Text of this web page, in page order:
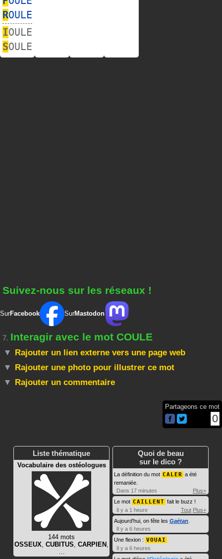
ROULE
IOULE
SOULE
Suivez-nous sur les réseaux !
SurFacebook SurMastodon
7. Interagir avec le mot COULE
Rajouter un lien externe vers une page web
Rajouter une photo pour illustrer ce mot
Rajouter un commentaire
Partageons ce mot
0
Liste thématique
Vocabulaire des ostéologues
144 mots
OSSEUX CUBITUS CARPIEN
Quoi de beau
sur le dico ?
La définition du mot CALER a été
remaniée.
Dans 17 minutes
Plus+
Le mot CAILLENT fait le buzz !
Il y a 1 heure
Tout Plus+
Aujourd'hui, on fête les Gaétan
Il y a 6 heures
Une flexion : VOUAI
Il y a 6 heures